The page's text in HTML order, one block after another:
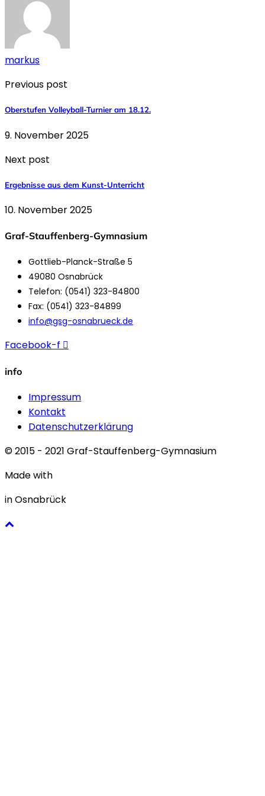
markus
Previous post
Oberstufen Volleyball-Turnier am 18.12.
9. November 2025
Next post
Ergebnisse aus dem Kunst-Unterricht
10. November 2025
Graf-Stauffenberg-Gymnasium
Gottlieb-Planck-Straße 5
49080 Osnabrück
Telefon: (0541) 323-84800
Fax: (0541) 323-84899
info@gsg-osnabrueck.de
Facebook-f
info
Impressum
Kontakt
Datenschutzerklärung
© 2015 - 2021 Graf-Stauffenberg-Gymnasium
Made with
in Osnabrück